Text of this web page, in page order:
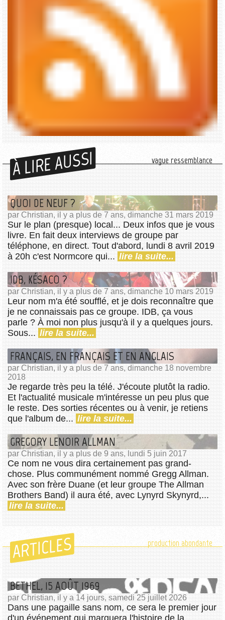
À LIRE AUSSI vague ressemblance
QUOI DE NEUF ?
par Christian, il y a plus de 7 ans, dimanche 31 mars 2019
Sur le plan (presque) local... Deux infos que je vous
livre. En fait deux interviews de groupe par
téléphone, en direct. Tout d'abord, lundi 8 avril 2019
à 20h c'est Normcore qui... lire la suite...
IDB, KÉSACO ?
par Christian, il y a plus de 7 ans, dimanche 10 mars 2019
Leur nom m'a été soufflé, et je dois reconnaître que
je ne connaissais pas ce groupe. IDB, ça vous
parle ? À moi non plus jusqu'à il y a quelques jours.
Sous... lire la suite...
FRANÇAIS, EN FRANÇAIS ET EN ANGLAIS
par Christian, il y a plus de 7 ans, dimanche 18 novembre
2018
Je regarde très peu la télé. J'écoute plutôt la radio.
Et l'actualité musicale m'intéresse un peu plus que
le reste. Des sorties récentes ou à venir, je retiens
que l'album de... lire la suite...
GREGORY LENOIR ALLMAN
par Christian, il y a plus de 9 ans, lundi 5 juin 2017
Ce nom ne vous dira certainement pas grand-
chose. Plus communément nommé Gregg Allman.
Avec son frère Duane (et leur groupe The Allman
Brothers Band) il aura été, avec Lynyrd Skynyrd,...
lire la suite...
ARTICLES production abondante
BETHEL, 15 AOÛT 1969
par Christian, il y a 14 jours, samedi 25 juillet 2026
Dans une pagaille sans nom, ce sera le premier jour